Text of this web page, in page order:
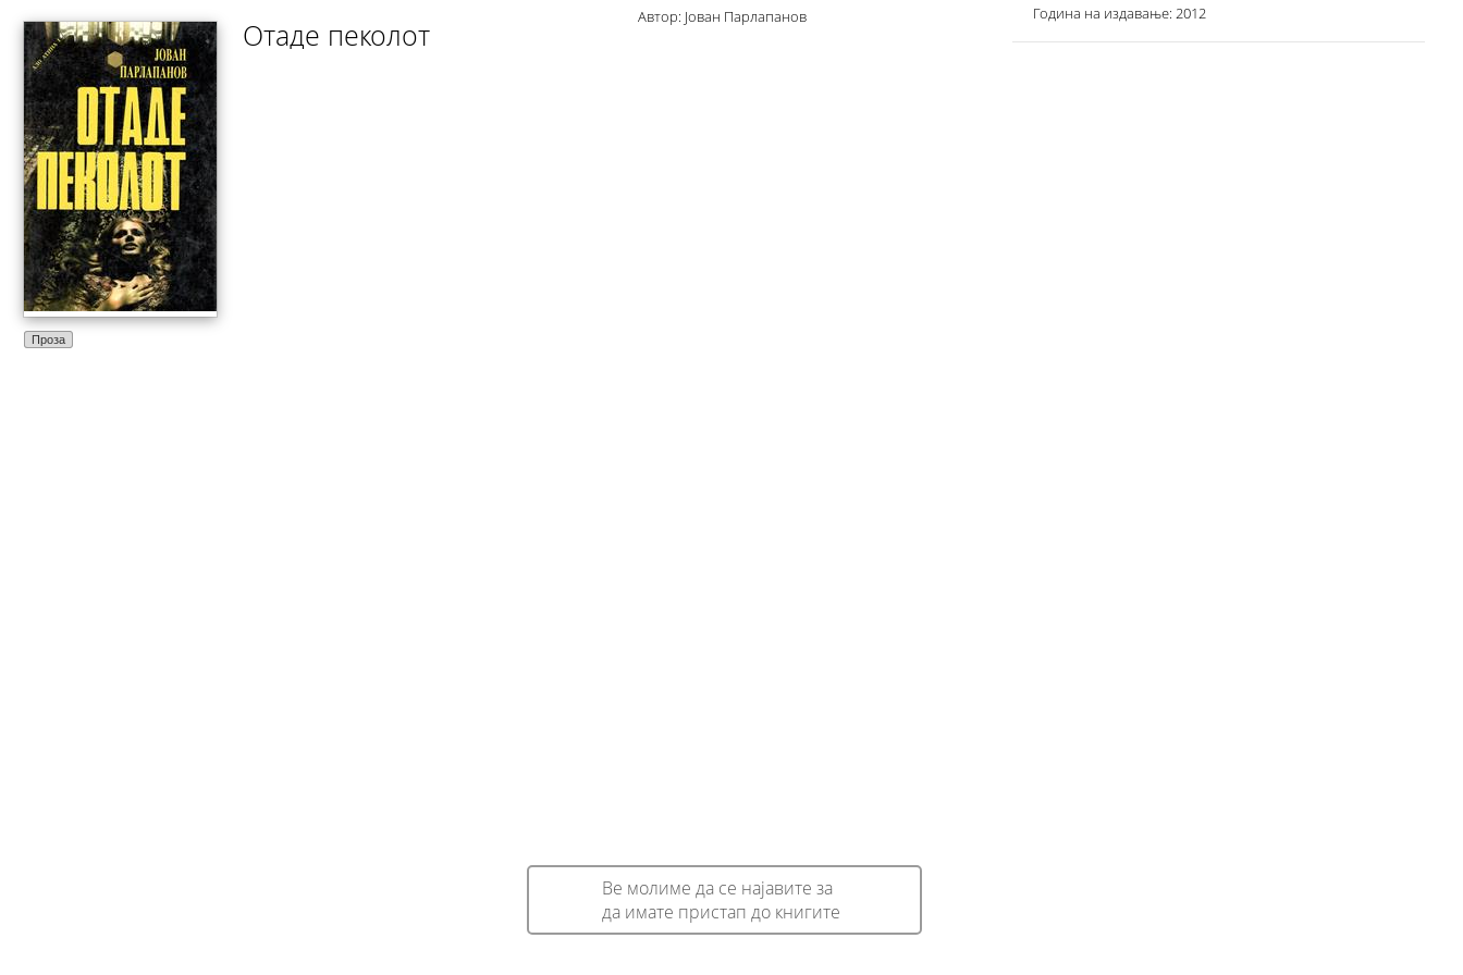
Проза
Отаде пеколот
Автор: Јован Парлапанов Година на издавање: 2012
Ве молиме да се најавите за
да имате пристап до книгите